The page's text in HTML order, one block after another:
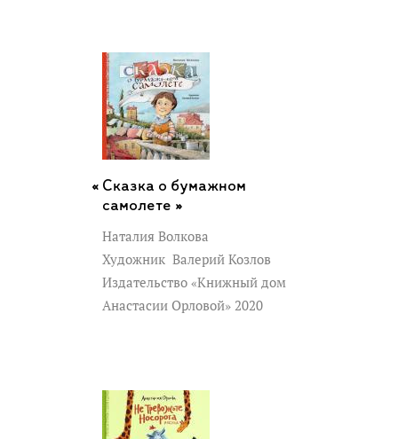
Сказка о бумажном
самолете »
Наталия Волкова
Художник Валерий Козлов
Издательство «Книжный дом
Анастасии Орловой» 2020